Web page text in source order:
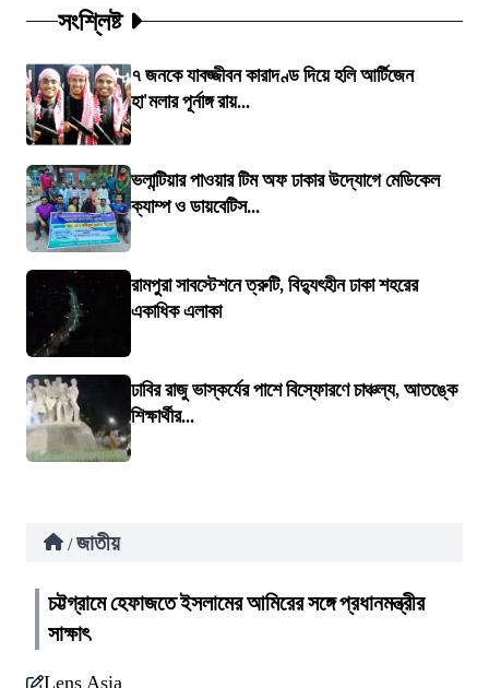
সংশ্লিষ্ট
৭ জনকে যাবজ্জীবন কারাদণ্ড দিয়ে হলি আর্টিজেন
হা'মলার পূর্নাঙ্গ রায়...
ভলান্টিয়ার পাওয়ার টিম অফ ঢাকার উদ্যোগে মেডিকেল
ক্যাম্প ও ডায়বেটিস...
রামপুরা সাবস্টেশনে ত্রুটি, বিদ্যুৎহীন ঢাকা শহরের
একাধিক এলাকা
ঢাবির রাজু ভাস্কর্যের পাশে বিস্ফোরণে চাঞ্চল্য, আতঙ্কে
শিক্ষার্থীর...
/ জাতীয়
চট্টগ্রামে হেফাজতে ইসলামের আমিরের সঙ্গে প্রধানমন্ত্রীর
সাক্ষাৎ
Lens Asia